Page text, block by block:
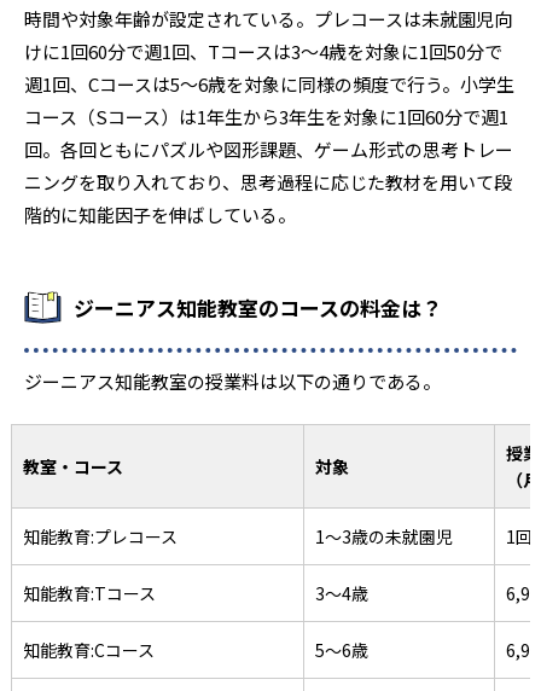
時間や対象年齢が設定されている。プレコースは未就園児向
けに1回60分で週1回、Tコースは3〜4歳を対象に1回50分で
週1回、Cコースは5〜6歳を対象に同様の頻度で行う。小学生
コース（Sコース）は1年生から3年生を対象に1回60分で週1
回。各回ともにパズルや図形課題、ゲーム形式の思考トレー
ニングを取り入れており、思考過程に応じた教材を用いて段
階的に知能因子を伸ばしている。
ジーニアス知能教室のコースの料金は？
ジーニアス知能教室の授業料は以下の通りである。
教室・コース 対象
授
（
知能教育:プレコース 1～3歳の未就園児 1回
知能教育:Tコース 3～4歳
知能教育:Cコース 5～6歳